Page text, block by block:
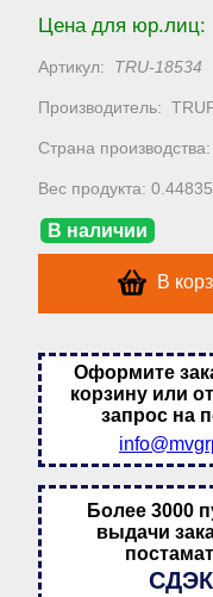
Цена для юр.лиц:
Артикул: TRU-18534
Производитель:
Страна производства:
Вес продукта:
В наличии
В
Оформите
корзину или
запрос на
Более 3000
выдачи
СДЭК